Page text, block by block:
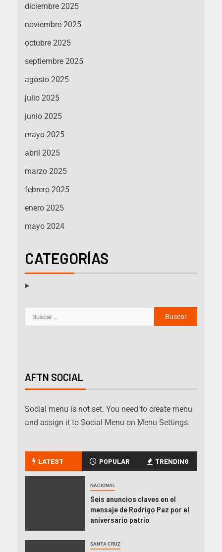
diciembre 2025
noviembre 2025
octubre 2025
septiembre 2025
agosto 2025
julio 2025
junio 2025
mayo 2025
abril 2025
marzo 2025
febrero 2025
enero 2025
mayo 2024
CATEGORÍAS
AFTN SOCIAL
Social menu is not set. You need to create menu
and assign it to Social Menu on Menu Settings.
LATEST POPULAR TRENDING
NACIONAL
Seis anuncios claves en el
mensaje de Rodrigo Paz por el
aniversario patrio
SANTA CRUZ